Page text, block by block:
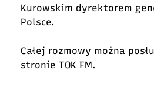
Kurowskim dyrektorem
Polsce.
Całej rozmowy można
stronie TOK FM.